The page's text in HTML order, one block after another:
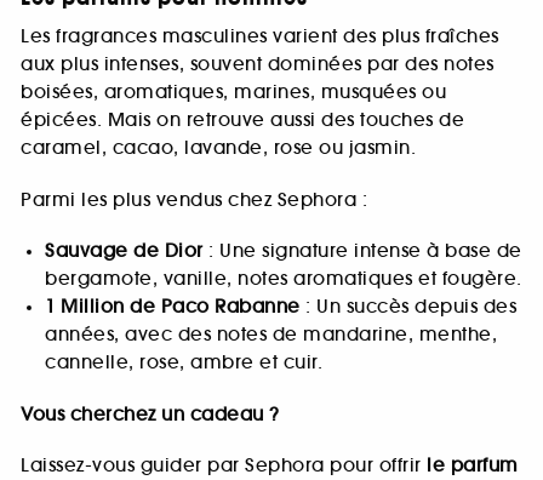
Les fragrances masculines varient des plus fraîches
aux plus intenses, souvent dominées par des notes
boisées, aromatiques, marines, musquées ou
épicées. Mais on retrouve aussi des touches de
caramel, cacao, lavande, rose ou jasmin.
Parmi les plus vendus chez Sephora :
Sauvage de Dior: Une signature intense à base de
bergamote, vanille, notes aromatiques et fougère.
1 Million de Paco Rabanne : Un succès depuis des
années, avec des notes de mandarine, menthe,
cannelle, rose, ambre et cuir.
Vous cherchez un cadeau ?
Laissez-vous guider par Sephora pour offrir le parfum